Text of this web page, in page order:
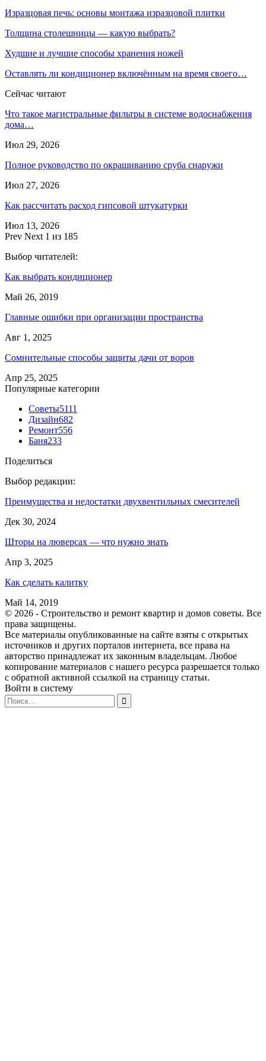
Изразцовая печь: основы монтажа изразцовой плитки
Толщина столешницы — какую выбрать?
Худшие и лучшие способы хранения ножей
Оставлять ли кондиционер включённым на время своего…
Сейчас читают
Что такое магистральные фильтры в системе водоснабжения
дома…
Июл 29, 2026
Полное руководство по окрашиванию сруба снаружи
Июл 27, 2026
Как рассчитать расход гипсовой штукатурки
Июл 13, 2026
Prev Next 1 из 185
Выбор читателей:
Как выбрать кондиционер
Май 26, 2019
Главные ошибки при организации пространства
Авг 1, 2025
Сомнительные способы защиты дачи от воров
Апр 25, 2025
Популярные категории
Советы5111
Дизайн682
Ремонт556
Баня233
Поделиться
Выбор редакции:
Преимущества и недостатки двухвентильных смесителей
Дек 30, 2024
Шторы на люверсах — что нужно знать
Апр 3, 2025
Как сделать калитку
Май 14, 2019
© 2026 - Строительство и ремонт квартир и домов советы. Все
права защищены.
Все материалы опубликованные на сайте взяты с открытых
источников и других порталов интернета, все права на
авторство принадлежат их законным владельцам. Любое
копирование материалов с нашего ресурса разрешается только
с обратной активной ссылкой на страницу статьи.
Войти в систему